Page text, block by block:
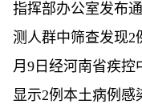
指挥部办公室发布
测人群中筛查发现2
月9日经河南省疾控
显示2例本土病例感